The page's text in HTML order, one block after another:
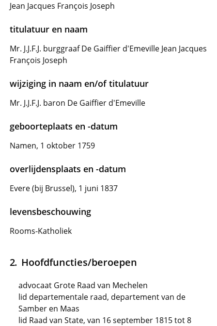
Jean Jacques François Joseph
titulatuur en naam
Mr. J.J.F.J. burggraaf De Gaiffier d'Emeville Jean Jacques
François Joseph
wijziging in naam en/of titulatuur
Mr. J.J.F.J. baron De Gaiffier d'Emeville
geboorteplaats en -datum
Namen, 1 oktober 1759
overlijdensplaats en -datum
Evere (bij Brussel), 1 juni 1837
levensbeschouwing
Rooms-Katholiek
Hoofdfuncties/beroepen
advocaat Grote Raad van Mechelen
lid departementale raad, departement van de
Samber en Maas
lid Raad van State, van 16 september 1815 tot 8